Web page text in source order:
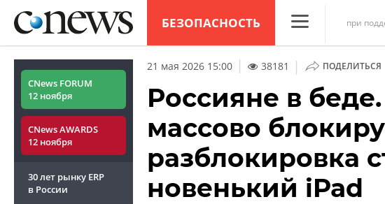
БЕЗОПАСНОСТЬ
Аналитика
Конференции
Маркет
Техника
ТВ
при
CNews FORUM
12 ноября
CNews AWARDS
12 ноября
30 лет рынку ERP
в России
21 мая 2026 15:00 38181 | ПОДЕЛИТЬСЯ
Россияне в
массово
разблокировка
новенький iPad